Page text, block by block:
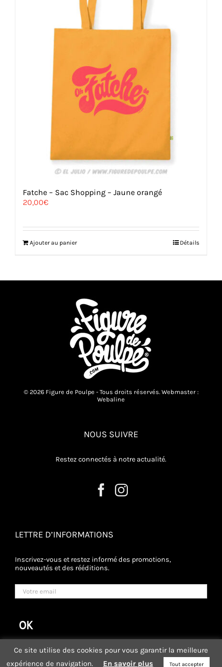
Fatche – Sac Shopping – Jaune orangé
20,00€
Ajouter au panier Détails
© 2026 Figure de Poulpe - Tous droits réservés. Webmaster :
Webaline
NOUS SUIVRE
Restez connectés à notre actualité.
LETTRE D’INFORMATIONS
Inscrivez-vous et restez informé des promotions,
nouveautés et des rééditions.
Ce site utilise des cookies pour vous garantir la meilleure
expérience de navigation. En savoir plus Tout accepter